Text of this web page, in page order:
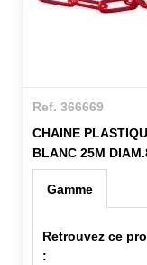
Ref. 366669
CHAINE
BLANC 25M
Gamme
Retrouvez ce
: